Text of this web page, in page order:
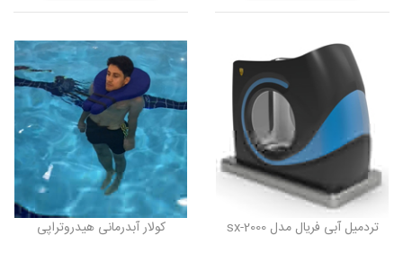
تردمیل آبی فریال مدل sx-2000 کولار آبدرمانی هیدروتراپی